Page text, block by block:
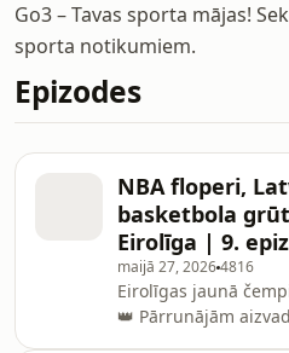
Go3 – Tavas sporta mājas!
sporta notikumiem.
Epizodes
NBA floperi,
basketbola
Eirolīga | 9.
maijā 27, 20264816
Eirolīgas jaunā
👑 Pārrunājām